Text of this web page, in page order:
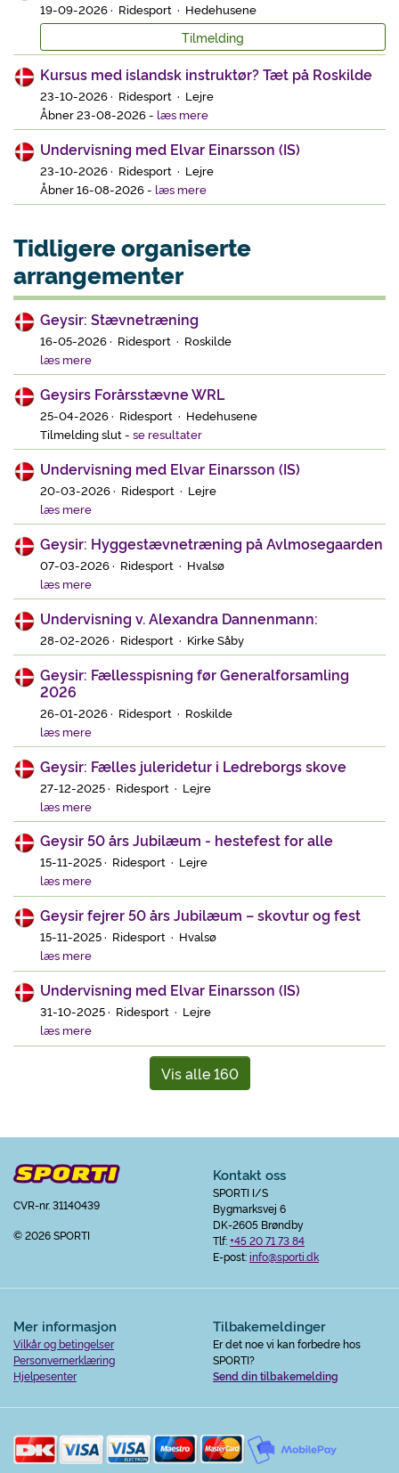
19-09-2026 · Ridesport · Hedehusene
Tilmelding
Kursus med islandsk instruktør? Tæt på Roskilde
23-10-2026 · Ridesport · Lejre
Åbner 23-08-2026- læs mere
Undervisning med Elvar Einarsson (IS)
23-10-2026 · Ridesport · Lejre
Åbner 16-08-2026- læs mere
Tidligere organiserte
arrangementer
Geysir: Stævnetræning
16-05-2026 · Ridesport · Roskilde
læs mere
Geysirs Forårsstævne WRL
25-04-2026 · Ridesport · Hedehusene
Tilmelding slut - se resultater
Undervisning med Elvar Einarsson (IS)
20-03-2026 · Ridesport · Lejre
læs mere
Geysir: Hyggestævnetræning på Avlmosegaarden
07-03-2026 · Ridesport · Hvalsø
læs mere
Undervisning v. Alexandra Dannenmann:
28-02-2026 · Ridesport · Kirke Såby
Geysir: Fællesspisning før Generalforsamling
2026
26-01-2026 · Ridesport · Roskilde
læs mere
Geysir: Fælles juleridetur i Ledreborgs skove
27-12-2025 · Ridesport · Lejre
læs mere
Geysir 50 års Jubilæum - hestefest for alle
15-11-2025 · Ridesport · Lejre
læs mere
Geysir fejrer 50 års Jubilæum – skovtur og fest
15-11-2025 · Ridesport · Hvalsø
læs mere
Undervisning med Elvar Einarsson (IS)
31-10-2025 · Ridesport · Lejre
læs mere
Vis alle 160
CVR-nr. 31140439
© 2026 SPORTI
Kontakt oss
SPORTI I/S
Bygmarksvej 6
DK-2605 Brøndby
Tlf:+45 20 71 73 84
E-post:info@sporti.dk
Mer informasjon
Vilkår og betingelser
Personvernerklæring
Hjelpesenter
Tilbakemeldinger
Er det noe vi kan forbedre hos
SPORTI?
Send din tilbakemelding